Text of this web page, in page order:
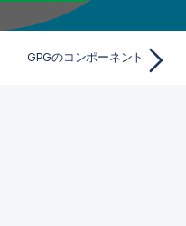
GPGのコンポーネント